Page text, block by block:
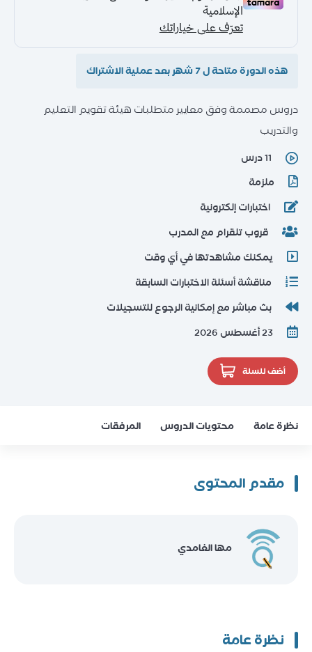
هذه الدورة متاحة ل 7 شهر بعد عملية الاشتراك
دروس مصممة وفق معايير متطلبات هيئة تقويم التعليم
والتدريب
11 درس
ملزمة
اختبارات إلكترونية
قروب تلقرام مع المدرب
يمكنك مشاهدتها في أي وقت
مناقشة أسئلة الاختبارات السابقة
بث مباشر مع إمكانية الرجوع للتسجيلات
23 أغسطس 2026
أضف للسلة
نظرة عامة محتويات الدروس المرفقات
مقدم المحتوى
مها الغامدي
نظرة عامة